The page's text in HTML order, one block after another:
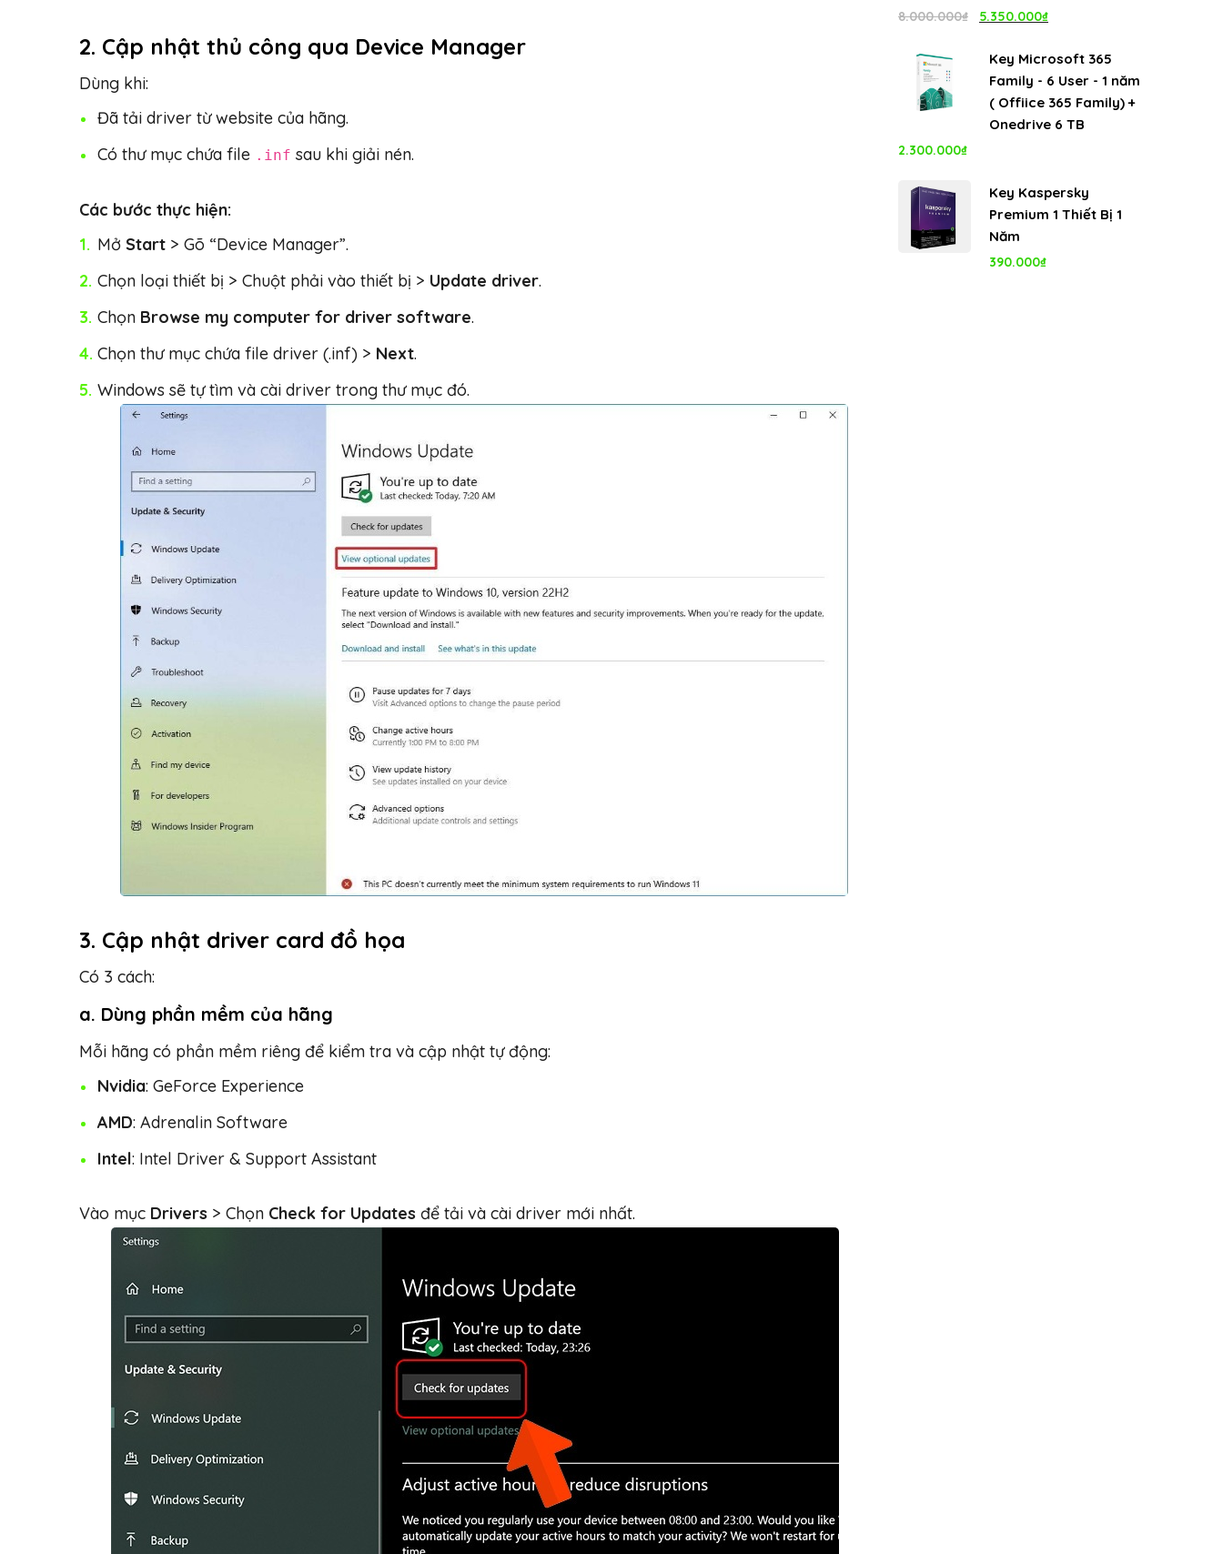
2. Cập nhật thủ công qua Device Manager
Dùng khi:
Đã tải driver từ website của hãng.
Có thư mục chứa file .inf sau khi giải nén.
Các bước thực hiện:
Mở Start > Gõ “Device Manager”.
Chọn loại thiết bị > Chuột phải vào thiết bị > Update driver.
Chọn Browse my computer for driver software.
Chọn thư mục chứa file driver (.inf) > Next.
Windows sẽ tự tìm và cài driver trong thư mục đó.
3. Cập nhật driver card đồ họa
Có 3 cách:
a. Dùng phần mềm của hãng
Mỗi hãng có phần mềm riêng để kiểm tra và cập nhật tự động:
Nvidia: GeForce Experience
AMD: Adrenalin Software
Intel: Intel Driver & Support Assistant
Vào mục Drivers > Chọn Check for Updates để tải và cài driver mới nhất.
8.000.000₫
Giá
là:
8.000.000₫.
5.350.000₫
tại
là:
5.350.000₫.
Key Microsoft 365
Family - 6 User - 1 năm
( Offiice 365 Family) +
Onedrive 6 TB
2.300.000₫
Key Kaspersky
Premium 1 Thiết Bị 1
Năm
390.000₫